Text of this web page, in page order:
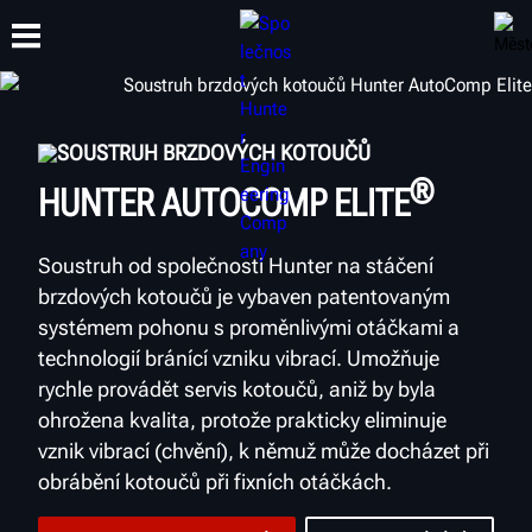
ŠKOLENÍ
SOUSTRUH BRZDOVÝCH KOTOUČŮ
HUNTER AUTOCOMP ELITE®
Soustruh od společnosti Hunter na stáčení
brzdových kotoučů je vybaven patentovaným
systémem pohonu s proměnlivými otáčkami a
technologií bránící vzniku vibrací. Umožňuje
rychle provádět servis kotoučů, aniž by byla
ohrožena kvalita, protože prakticky eliminuje
vznik vibrací (chvění), k němuž může docházet při
obrábění kotoučů při fixních otáčkách.